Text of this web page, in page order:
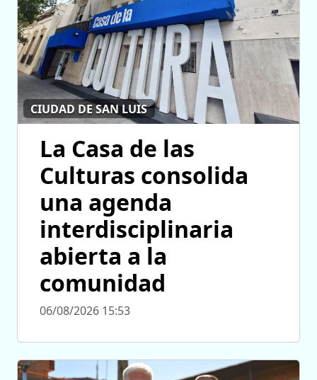
CIUDAD DE SAN LUIS
La Casa de las
Culturas consolida
una agenda
interdisciplinaria
abierta a la
comunidad
06/08/2026 15:53